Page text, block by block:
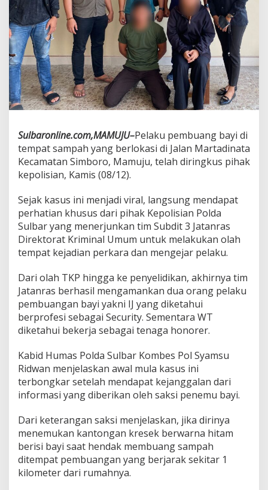
a
r
R
n
g
k
u
s
P
a
k
u
P
b
u
a
n
g
a
B
a
y
i
d
i
a
m
u
j
u
Sulbaronline.com,MAMUJU–Pelaku pembuang bayi di
tempat sampah yang berlokasi di Jalan Martadinata
Kecamatan Simboro, Mamuju, telah diringkus pihak
kepolisian, Kamis (08/12).
Sejak kasus ini menjadi viral, langsung mendapat
perhatian khusus dari pihak Kepolisian Polda
Sulbar yang menerjunkan tim Subdit 3 Jatanras
Direktorat Kriminal Umum untuk melakukan olah
tempat kejadian perkara dan mengejar pelaku.
Dari olah TKP hingga ke penyelidikan, akhirnya tim
Jatanras berhasil mengamankan dua orang pelaku
pembuangan bayi yakni IJ yang diketahui
berprofesi sebagai Security. Sementara WT
diketahui bekerja sebagai tenaga honorer.
Kabid Humas Polda Sulbar Kombes Pol Syamsu
Ridwan menjelaskan awal mula kasus ini
terbongkar setelah mendapat kejanggalan dari
informasi yang diberikan oleh saksi penemu bayi.
Dari keterangan saksi menjelaskan, jika dirinya
menemukan kantongan kresek berwarna hitam
berisi bayi saat hendak membuang sampah
ditempat pembuangan yang berjarak sekitar 1
kilometer dari rumahnya.